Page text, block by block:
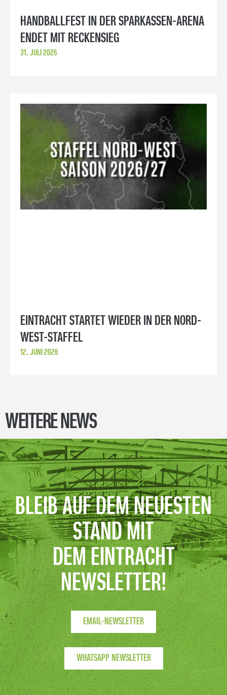
HANDBALLFEST IN DER SPARKASSEN-ARENA
ENDET MIT RECKENSIEG
31. JULI 2026
EINTRACHT STARTET WIEDER IN DER NORD-
WEST-STAFFEL
12. JUNI 2026
WEITERE NEWS
BLEIB AUF DEM NEUESTEN
STAND MIT
DEM EINTRACHT
NEWSLETTER!
EMAIL-NEWSLETTER
WHATSAPP NEWSLETTER